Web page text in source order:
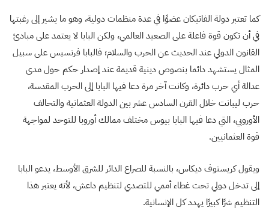
كما تعتبر دولة الفاتيكان عضوًا في عدة منظمات دولية، وهو ما يشير إلى رغبتها
في أن تكون قوة فاعلة على الصعيد العالمي، ولكن البابا لا يعتمد على مبادئ
القانون الدولي عند الحديث عن الحرب والسلام؛ فالبابا فرنسيس على سبيل
المثال يستشهد دائما بنصوص دينية قديمة عند إصدار حكم حول مدى
عدالة أي حرب دائرة، وكانت آخر مرة دعا فيها البابا إلى الحرب المقدسة،
حرب ليبانت خلال القرن السادس عشر بين الدولة العثمانية والتحالف
الأوروبي، التي دعا فيها البابا بيوس مختلف ممالك أوروبا للتوحد لمواجهة
قوة العثمانيين.
ويقول كريستوف ديكاس، بالنسبة للصراع الدائر للشرق الأوسط، يدعو البابا
إلى تدخل دولي تحت غطاء أممي للتصدي لتنظيم داعش، لأنه يعتبر هذا
التنظيم شرًا كبيرًا يهدد كل الإنسانية.